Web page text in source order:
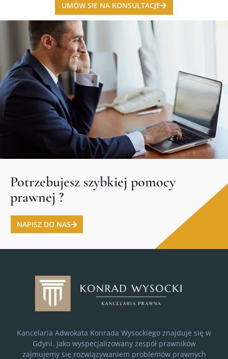
UMÓW SIE NA KONSULTACJE
Potrzebujesz szybkiej pomocy
prawnej ?
NAPISZ DO NAS
Kancelaria Adwokata Konrada Wysockiego znajduje się w
Gdyni. Jako wyspecjalizowany zespół prawników
zajmujemy się rozwiązywaniem problemów prawnych